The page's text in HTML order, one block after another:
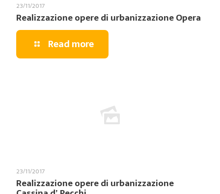
23/11/2017
Realizzazione opere di urbanizzazione Opera
Read more
23/11/2017
Realizzazione opere di urbanizzazione